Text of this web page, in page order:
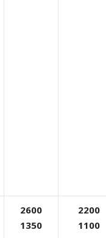
2600
1350
2200
1100